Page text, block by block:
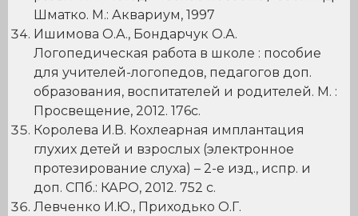
Шматко. М.: Аквариум, 1997
Ишимова О.А., Бондарчук О.А.
Логопедическая работа в школе : пособие
для учителей-логопедов, педагогов доп.
образования, воспитателей и родителей. М. :
Просвещение, 2012. 176с.
Королева И.В. Кохлеарная имплантация
глухих детей и взрослых (электронное
протезирование слуха) – 2-е изд., испр. и
доп. СПб.: КАРО, 2012. 752 с.
Левченко И.Ю., Приходько О.Г.